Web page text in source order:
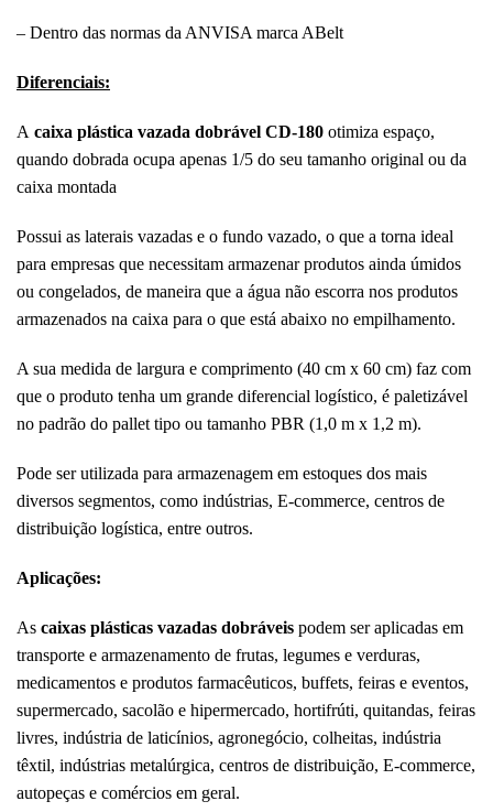
– Dentro das normas da ANVISA marca ABelt
Diferenciais:
A caixa plástica vazada dobrável CD-180 otimiza espaço,
quando dobrada ocupa apenas 1/5 do seu tamanho original ou da
caixa montada
Possui as laterais vazadas e o fundo vazado, o que a torna ideal
para empresas que necessitam armazenar produtos ainda úmidos
ou congelados, de maneira que a água não escorra nos produtos
armazenados na caixa para o que está abaixo no empilhamento.
A sua medida de largura e comprimento (40 cm x 60 cm) faz com
que o produto tenha um grande diferencial logístico, é paletizável
no padrão do pallet tipo ou tamanho PBR (1,0 m x 1,2 m).
Pode ser utilizada para armazenagem em estoques dos mais
diversos segmentos, como indústrias, E-commerce, centros de
distribuição logística, entre outros.
Aplicações:
As caixas plásticas vazadas dobráveis podem ser aplicadas em
transporte e armazenamento de frutas, legumes e verduras,
medicamentos e produtos farmacêuticos, buffets, feiras e eventos,
supermercado, sacolão e hipermercado, hortifrúti, quitandas, feiras
livres, indústria de laticínios, agronegócio, colheitas, indústria
têxtil, indústrias metalúrgica, centros de distribuição, E-commerce,
autopeças e comércios em geral.